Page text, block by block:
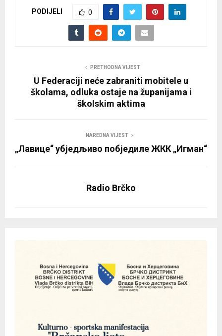
PODIJELI 0
PRETHODNA VIJEST
U Federaciji neće zabraniti mobitele u
školama, odluka ostaje na županijama i
školskim aktima
NAREDNA VIJEST
„Лавице“ убједљиво побједиле ЖКК „Игман“
Radio Brčko